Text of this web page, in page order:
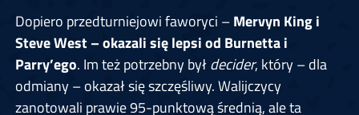
Dopiero przedturniejowi faworyci –Mervyn King i
Steve West – okazali się lepsi od Burnetta i
Parry’ego. Im też potrzebny byłdecider, który – dla
odmiany – okazał się szczęśliwy. Walijczycy
zanotowali prawie 95-punktową średnią, ale ta